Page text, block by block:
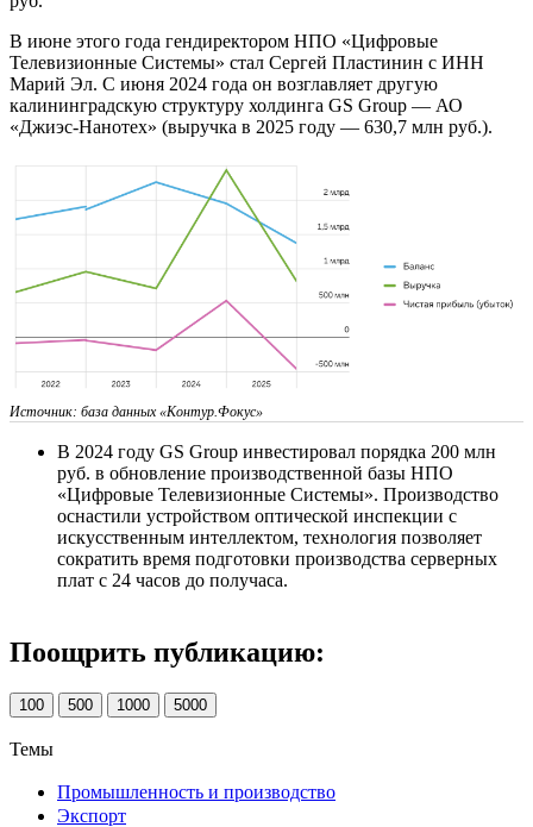
В июне этого года гендиректором НПО «Цифровые
Телевизионные Системы» стал Сергей Пластинин с ИНН
Марий Эл. С июня 2024 года он возглавляет другую
калининградскую структуру холдинга GS Group — АО
«Джиэс-Нанотех» (выручка в 2025 году — 630,7 млн руб.).
Источник: база данных «Контур.Фокус»
В 2024 году GS Group инвестировал порядка 200 млн
руб. в обновление производственной базы НПО
«Цифровые Телевизионные Системы». Производство
оснастили устройством оптической инспекции с
искусственным интеллектом, технология позволяет
сократить время подготовки производства серверных
плат с 24 часов до получаса.
Поощрить публикацию:
100 500 1000 5000
Темы
Промышленность и производство
Экспорт